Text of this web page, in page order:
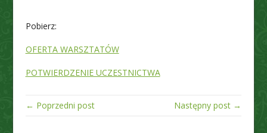
Pobierz:
OFERTA WARSZTATÓW
POTWIERDZENIE UCZESTNICTWA
← Poprzedni post Następny post →